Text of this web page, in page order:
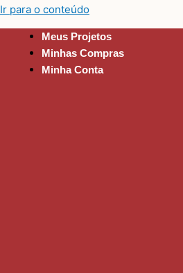
Ir para o conteúdo
Meus Projetos
Minhas Compras
Minha Conta